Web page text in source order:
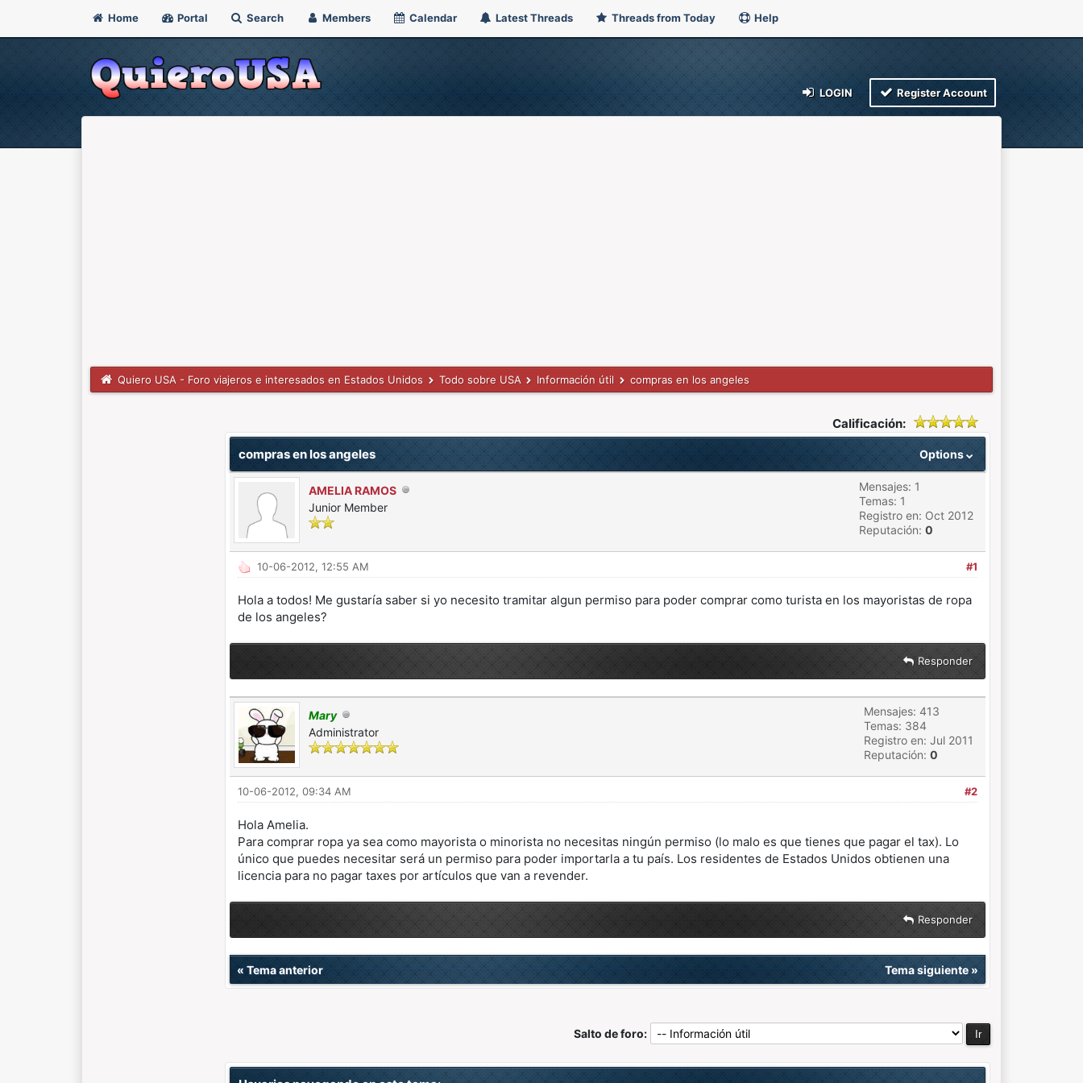
Home Portal Search Members Calendar Latest Threads Threads from Today Help
LOGIN Register Account
Quiero USA - Foro viajeros e interesados en Estados Unidos Todo sobre USA Información útil compras en los angeles
Calificación:
Options
compras en los angeles
AMELIA RAMOS
Junior Member
Mensajes: 1
Temas: 1
Registro en: Oct 2012
Reputación: 0
#1
10-06-2012, 12:55 AM
Hola a todos! Me gustaría saber si yo necesito tramitar algun permiso para poder comprar como turista en los mayoristas de ropa
de los angeles?
Responder
Mary
Administrator
Mensajes: 413
Temas: 384
Registro en: Jul 2011
Reputación: 0
#2
10-06-2012, 09:34 AM
Hola Amelia.
Para comprar ropa ya sea como mayorista o minorista no necesitas ningún permiso (lo malo es que tienes que pagar el tax). Lo
único que puedes necesitar será un permiso para poder importarla a tu país. Los residentes de Estados Unidos obtienen una
licencia para no pagar taxes por artículos que van a revender.
Responder
« Tema anterior Tema siguiente»
Salto de foro: